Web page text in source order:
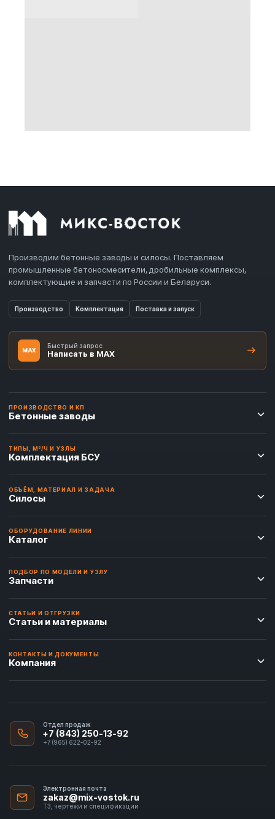
Производим бетонные заводы и силосы. Поставляем
промышленные бетоносмесители, дробильные комплексы,
комплектующие и запчасти по России и Беларуси.
Производство Комплектация Поставка и запуск
MAX
Быстрый запрос
Написать в MAX
ПРОИЗВОДСТВО И КП
Бетонные заводы
ТИПЫ, М³/Ч И УЗЛЫ
Комплектация БСУ
ОБЪЁМ, МАТЕРИАЛ И ЗАДАЧА
Силосы
ОБОРУДОВАНИЕ ЛИНИИ
Каталог
ПОДБОР ПО МОДЕЛИ И УЗЛУ
Запчасти
СТАТЬИ И ОТГРУЗКИ
Статьи и материалы
КОНТАКТЫ И ДОКУМЕНТЫ
Компания
Отдел продаж
+7 (843) 250-13-92
+7 (965) 622-02-92
Электронная почта
zakaz@mix-vostok.ru
ТЗ, чертежи и спецификации